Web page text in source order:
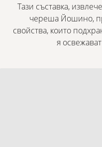
Тази съставка,
череша Йошино,
свойства, които
я